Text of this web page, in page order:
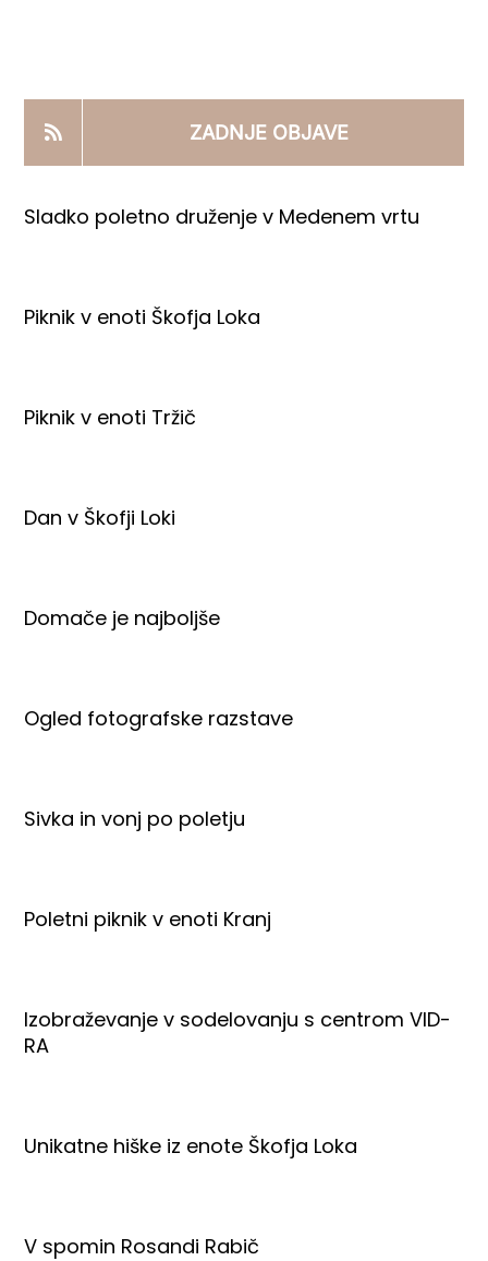
PRODAJNI IZDELKI
AKTUALNO
ZADNJE OBJAVE
Sladko poletno druženje v Medenem vrtu
Piknik v enoti Škofja Loka
Piknik v enoti Tržič
Dan v Škofji Loki
Domače je najboljše
Ogled fotografske razstave
Sivka in vonj po poletju
Poletni piknik v enoti Kranj
Izobraževanje v sodelovanju s centrom VID-
RA
Unikatne hiške iz enote Škofja Loka
V spomin Rosandi Rabič